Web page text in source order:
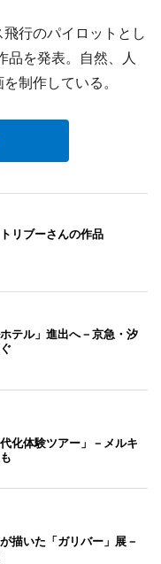
行のパイロットとし
品を発表。自然、人
制作している。
リブーさんの作品
テル」進出へ－京急・汐
化体験ツアー」－メルキ
描いた「ガリバー」展－